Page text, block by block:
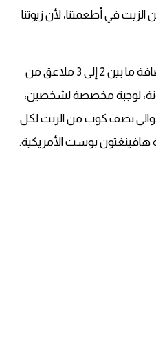
في أطعمتنا، لأن زيوتنا
وبالنسبة للسيدة ليفي، يجب إضافة ما بين 2 إلى 3 ملاعق من
لوجبة مخصصة لشخصين،
نصف كوب من الزيت لكل
بوست الأمريكية.